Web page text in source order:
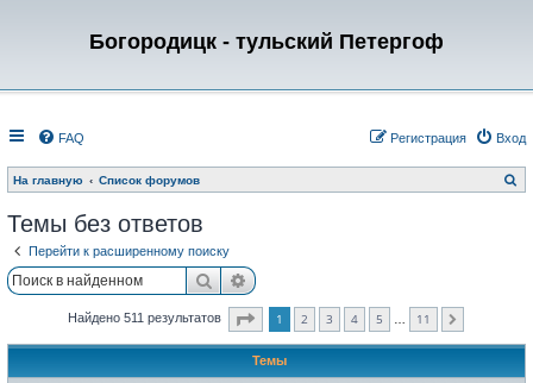
Богородицк - тульский Петергоф
FAQ Вход
Регистрация
На главную Список форумов
о
Темы без ответов
Перейти к расширенному поиску
ПоискРасширенный поиск
Найдено 511 результатов Страница из
1 2 3 4 5 11
Темы